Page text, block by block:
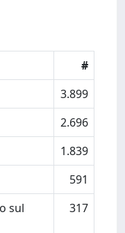
#
3.899
2.696
1.839
591
sul
317